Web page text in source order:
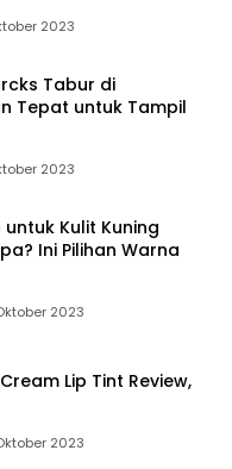
2023
Tabur di
Tepat untuk Tampil
2023
Kulit Kuning
Ini Pilihan Warna
2023
Lip Tint Review,
2023